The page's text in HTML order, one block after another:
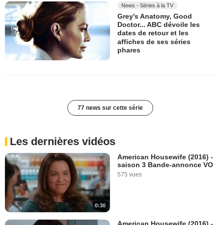
News - Séries à la TV
Grey's Anatomy, Good
Doctor... ABC dévoile les
dates de retour et les
affiches de ses séries
phares
77 news sur cette série
Les dernières vidéos
0:30
American Housewife (2016) -
saison 3 Bande-annonce VO
575 vues
American Housewife (2016) -